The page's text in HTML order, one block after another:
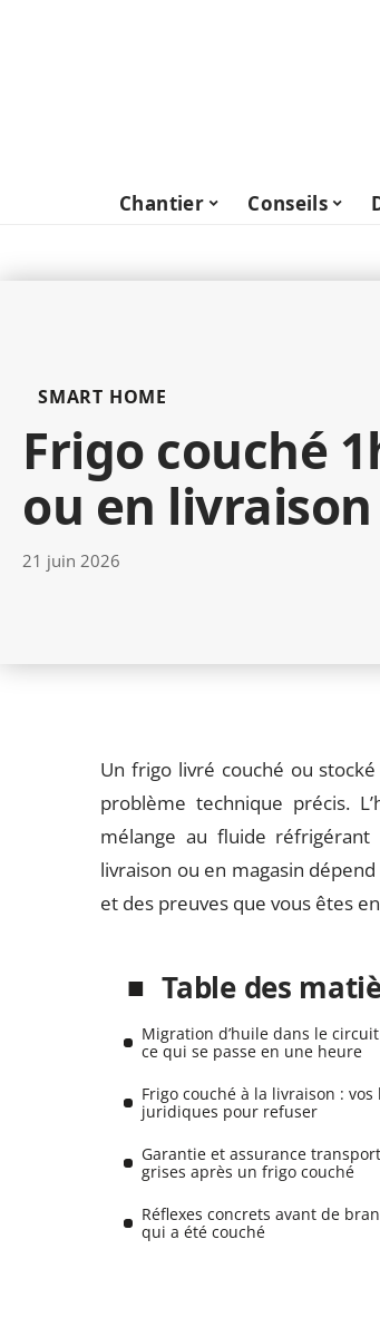
Chantier Conseils
SMART HOME
Frigo couché
ou en
21 juin 2026
Un frigo livré couché ou
problème technique précis.
mélange au fluide
livraison ou en magasin
et des preuves que vous êtes
Table des
Migration d’huile dans le
ce qui se passe en une heure
Frigo couché à la livraison : vos
juridiques pour refuser
Garantie et assurance
grises après un frigo couché
Réflexes concrets avant de
qui a été couché